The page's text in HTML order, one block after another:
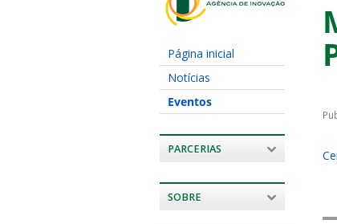
Página inicial
Notícias
Eventos
PARCERIAS
SOBRE